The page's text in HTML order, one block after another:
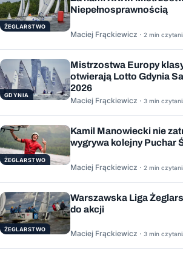
ŻEGLARSTWO
Niepełnosprawnością
Maciej Frąckiewicz · 2 min
GDYNIA
Mistrzostwa Europy
otwierają Lotto Gdynia
2026
Maciej Frąckiewicz · 3 min
ŻEGLARSTWO
Kamil Manowiecki nie
wygrywa kolejny Puchar
Maciej Frąckiewicz · 2 min
ŻEGLARSTWO
Warszawska Liga
do akcji
Maciej Frąckiewicz · 3 min